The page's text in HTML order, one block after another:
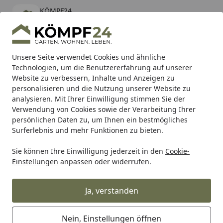
Unsere Seite verwendet Cookies und ähnliche
Technologien, um die Benutzererfahrung auf unserer
Website zu verbessern, Inhalte und Anzeigen zu
personalisieren und die Nutzung unserer Website zu
analysieren. Mit Ihrer Einwilligung stimmen Sie der
Verwendung von Cookies sowie der Verarbeitung Ihrer
persönlichen Daten zu, um Ihnen ein bestmögliches
Surferlebnis und mehr Funktionen zu bieten.
Sie können Ihre Einwilligung jederzeit in den Cookie-
Einstellungen anpassen oder widerrufen.
Ja, verstanden
Nein, Einstellungen öffnen
KÖMPF24
kostenlos - Im App Store
Hotline
Alle Produkte
Mein Konto
Suchen
Karibu Pools inkl. gratis Sandfilteranlage & Pool-
Starterset (Gesamtwert bis 468,99€)
Startseite
Auto & Zweirad Motorradzubehör & Werkzeuge
Supersprox Alu-Kettenrad 520 44Z